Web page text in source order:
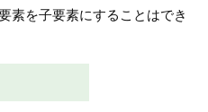
素を子要素にすることはでき